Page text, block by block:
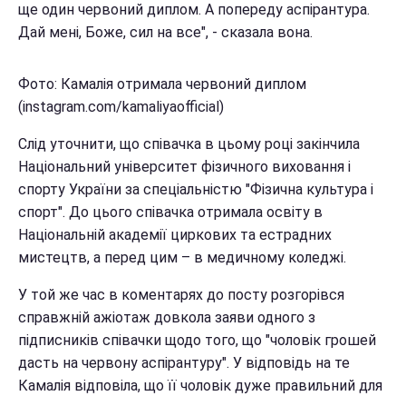
ще один червоний диплом. А попереду аспірантура.
Дай мені, Боже, сил на все", - сказала вона.
Фото: Камалія отримала червоний диплом
(instagram.com/kamaliyaofficial)
Слід уточнити, що співачка в цьому році закінчила
Національний університет фізичного виховання і
спорту України за спеціальністю "Фізична культура і
спорт". До цього співачка отримала освіту в
Національній академії циркових та естрадних
мистецтв, а перед цим – в медичному коледжі.
У той же час в коментарях до посту розгорівся
справжній ажіотаж довкола заяви одного з
підписників співачки щодо того, що "чоловік грошей
дасть на червону аспірантуру". У відповідь на те
Камалія відповіла, що її чоловік дуже правильний для